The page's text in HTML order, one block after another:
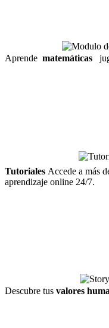
Aprende matemáticas
Tutoriales Accede a más
aprendizaje online 24/7.
Descubre tus valores